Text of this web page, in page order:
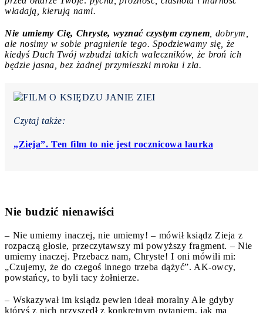
władają, kierują nami.
Nie umiemy Cię, Chryste, wyznać czystym czynem , dobrym,
ale nosimy w sobie pragnienie tego. Spodziewamy się, że
kiedyś Duch Twój wzbudzi takich waleczników, że broń ich
będzie jasna, bez żadnej przymieszki mroku i zła.
Czytaj także:
„Zieja”. Ten film to nie jest rocznicowa laurka
Nie budzić nienawiści
– Nie umiemy inaczej, nie umiemy! – mówił ksiądz Zieja z
rozpaczą głosie, przeczytawszy mi powyższy fragment. – Nie
umiemy inaczej. Przebacz nam, Chryste! I oni mówili mi:
„Czujemy, że do czegoś innego trzeba dążyć”. AK-owcy,
powstańcy, to byli tacy żołnierze.
– Wskazywał im ksiądz pewien ideał moralny Ale gdyby
któryś z nich przyszedł z konkretnym pytaniem, jak ma